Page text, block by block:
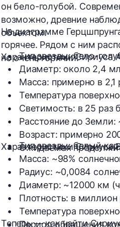
он бело-голубой.
возможно, древние
объектом.
На диаграмме
горячее. Рядом с ним
но очень горячий.
Характеристики Сириуса
Тип звезды: бело-
Диаметр: около 2,4
Масса: примерно в 2,1
Температура
Светимость: в 25 раз
Расстояние до Земли:
Возраст: примерно
Ожидаемая
Характеристики Сириуса
Тип звезды: белый
Масса: ~98%
Радиус: ~0,0084
Диаметр: ~12000 км
Плотность: в миллион
Температура
Период обращения
Теперь — как найти